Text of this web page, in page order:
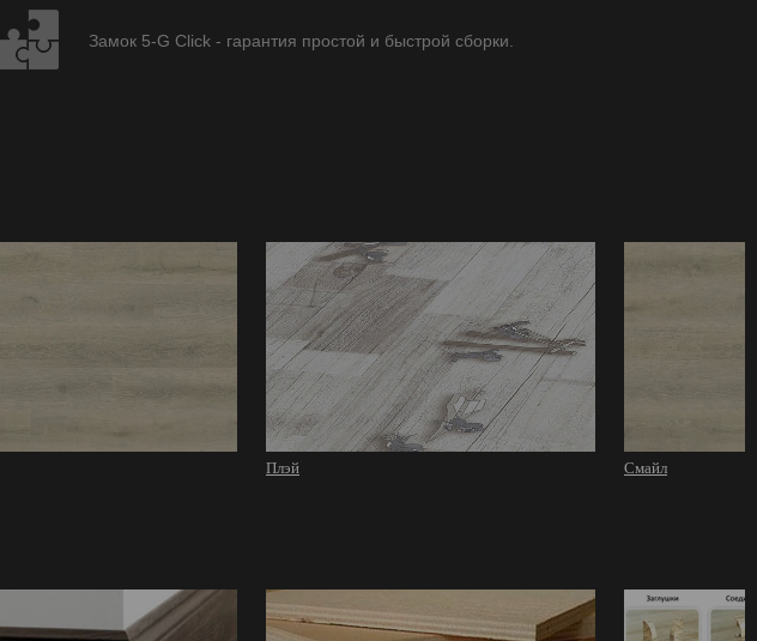
Замок 5-G Click - гарантия простой и быстрой сборки.
Плэй Смайл